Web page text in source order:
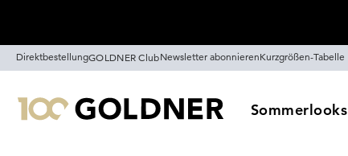
DirektbestellungGOLDNER ClubNewsletter abonnierenKurzgrößen-Tabelle
Sommerlooks